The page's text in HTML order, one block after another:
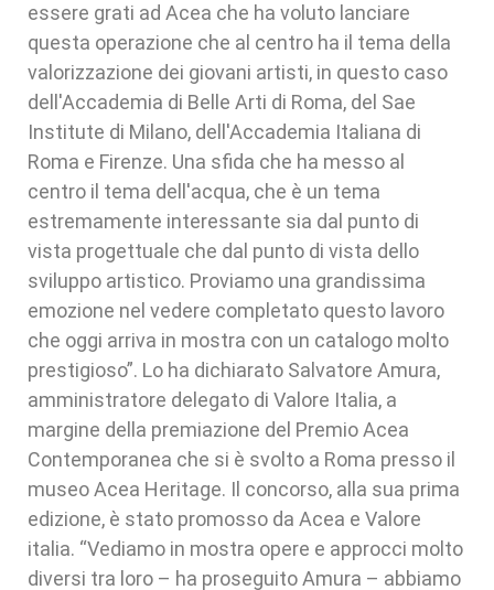
essere grati ad Acea che ha voluto lanciare
questa operazione che al centro ha il tema della
valorizzazione dei giovani artisti, in questo caso
dell'Accademia di Belle Arti di Roma, del Sae
Institute di Milano, dell'Accademia Italiana di
Roma e Firenze. Una sfida che ha messo al
centro il tema dell'acqua, che è un tema
estremamente interessante sia dal punto di
vista progettuale che dal punto di vista dello
sviluppo artistico. Proviamo una grandissima
emozione nel vedere completato questo lavoro
che oggi arriva in mostra con un catalogo molto
prestigioso”. Lo ha dichiarato Salvatore Amura,
amministratore delegato di Valore Italia, a
margine della premiazione del Premio Acea
Contemporanea che si è svolto a Roma presso il
museo Acea Heritage. Il concorso, alla sua prima
edizione, è stato promosso da Acea e Valore
italia. “Vediamo in mostra opere e approcci molto
diversi tra loro – ha proseguito Amura – abbiamo